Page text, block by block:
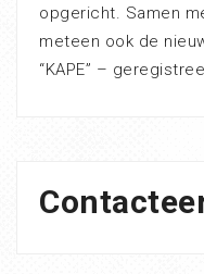
opgericht. Samen
meteen ook de
“KAPE” –